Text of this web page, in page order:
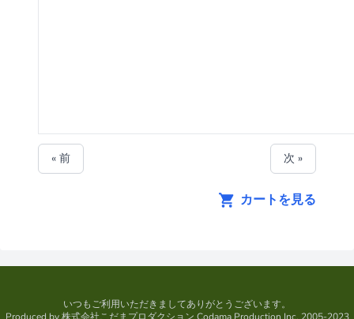
« 前 次 »
カートを見る
いつもご利用いただきましてありがとうございます。